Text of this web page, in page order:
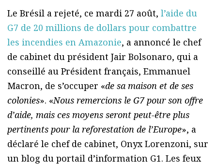
Le Brésil a rejeté, ce mardi 27 août, l’aide du
G7 de 20 millions de dollars pour combattre
les incendies en Amazonie, a annoncé le chef
de cabinet du président Jair Bolsonaro, qui a
conseillé au Président français, Emmanuel
Macron, de s’occuper «de sa maison et de ses
colonies». «Nous remercions le G7 pour son offre
d’aide, mais ces moyens seront peut-être plus
pertinents pour la reforestation de l’Europe», a
déclaré le chef de cabinet, Onyx Lorenzoni, sur
un blog du portail d’information G1. Les feux